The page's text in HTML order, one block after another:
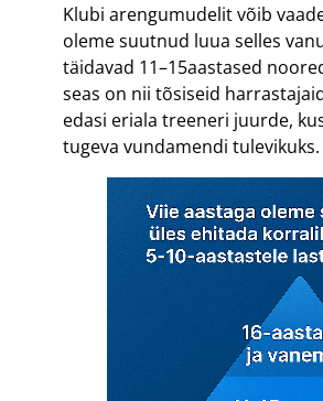
Klubi arengumudelit võib
oleme suutnud luua selles
täidavad 11–15aastased
seas on nii tõsiseid
edasi eriala treeneri juurde,
tugeva vundamendi tulevikuks.